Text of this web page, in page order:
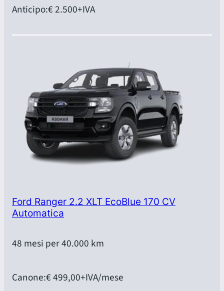
Anticipo:€ 2.500+IVA
Ford Ranger 2.2 XLT EcoBlue 170 CV
Automatica
48 mesi per 40.000 km
Canone:€ 499,00+IVA/mese